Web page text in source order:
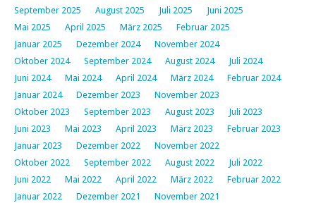
September 2025
August 2025 Juli 2025
Juni 2025
Mai 2025
April 2025 März 2025
Februar 2025
Januar 2025
Dezember 2024
November 2024
Oktober 2024
September 2024 August 2024
Juli 2024
Juni 2024
Mai 2024 April 2024 März 2024
Februar 2024
Januar 2024
Dezember 2023
November 2023
Oktober 2023
September 2023 August 2023
Juli 2023
Juni 2023
Mai 2023 April 2023 März 2023
Februar 2023
Januar 2023
Dezember 2022
November 2022
Oktober 2022
September 2022 August 2022
Juli 2022
Juni 2022
Mai 2022 April 2022 März 2022
Februar 2022
Januar 2022
Dezember 2021
November 2021